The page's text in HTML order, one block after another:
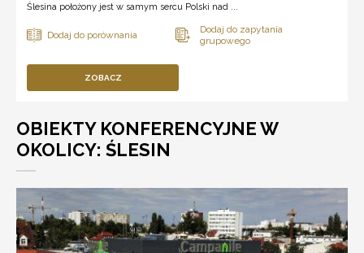
Ślesina położony jest w samym sercu Polski nad ...
ZOBACZ
OBIEKTY KONFERENCYJNE W
OKOLICY: ŚLESIN